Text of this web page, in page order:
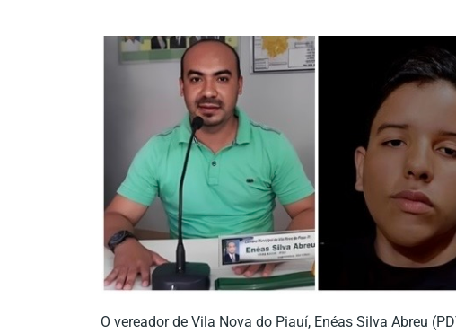
O vereador de Vila Nova do Piauí, Enéas Silva Abreu